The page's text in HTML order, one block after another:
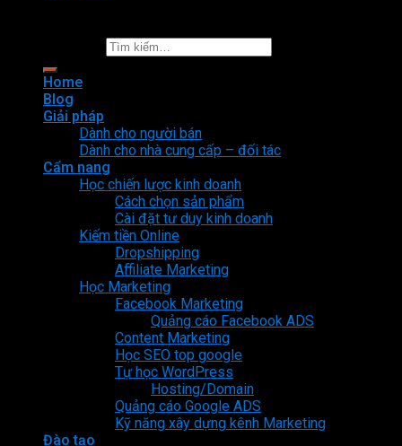
Home
Blog
Giải pháp
Dành cho người bán
Dành cho nhà cung cấp – đối tác
Cẩm nang
Học chiến lược kinh doanh
Cách chọn sản phẩm
Cài đặt tư duy kinh doanh
Kiếm tiền Online
Dropshipping
Affiliate Marketing
Học Marketing
Facebook Marketing
Quảng cáo Facebook ADS
Content Marketing
Học SEO top google
Tự học WordPress
Hosting/Domain
Quảng cáo Google ADS
Kỹ năng xây dựng kênh Marketing
Đào tạo